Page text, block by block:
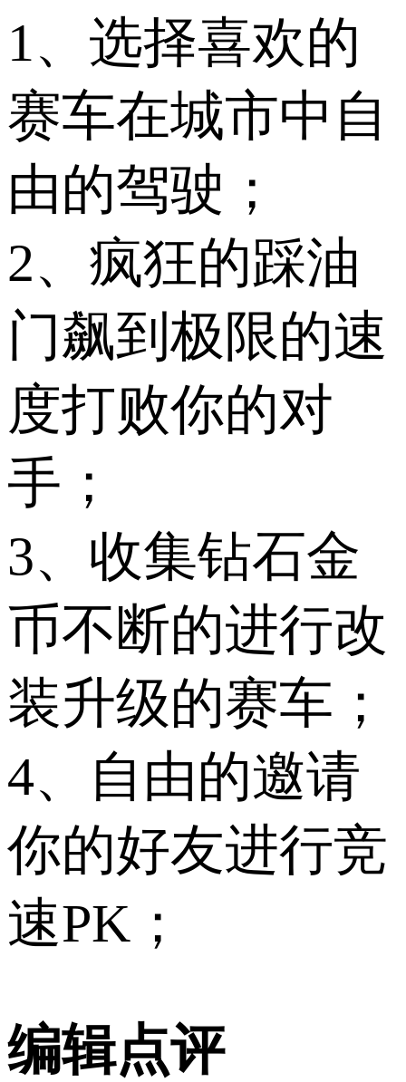
1、选择喜欢的
赛车在城市中自
由的驾驶；
2、疯狂的踩油
门飙到极限的速
度打败你的对
手；
3、收集钻石金
币不断的进行改
装升级的赛车；
4、自由的邀请
你的好友进行竞
速PK；
编辑点评